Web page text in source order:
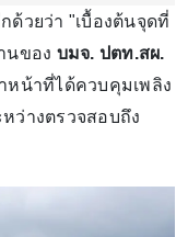
ด้วยว่า "เบื้องต้นจุดที่
นของ บมจ. ปตท.สผ.
หน้าที่ได้ควบคุมเพลิง
ว่างตรวจสอบถึง